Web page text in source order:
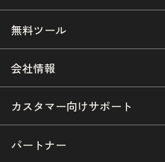
無料ツール
会社情報
カスタマー向けサポート
パートナー